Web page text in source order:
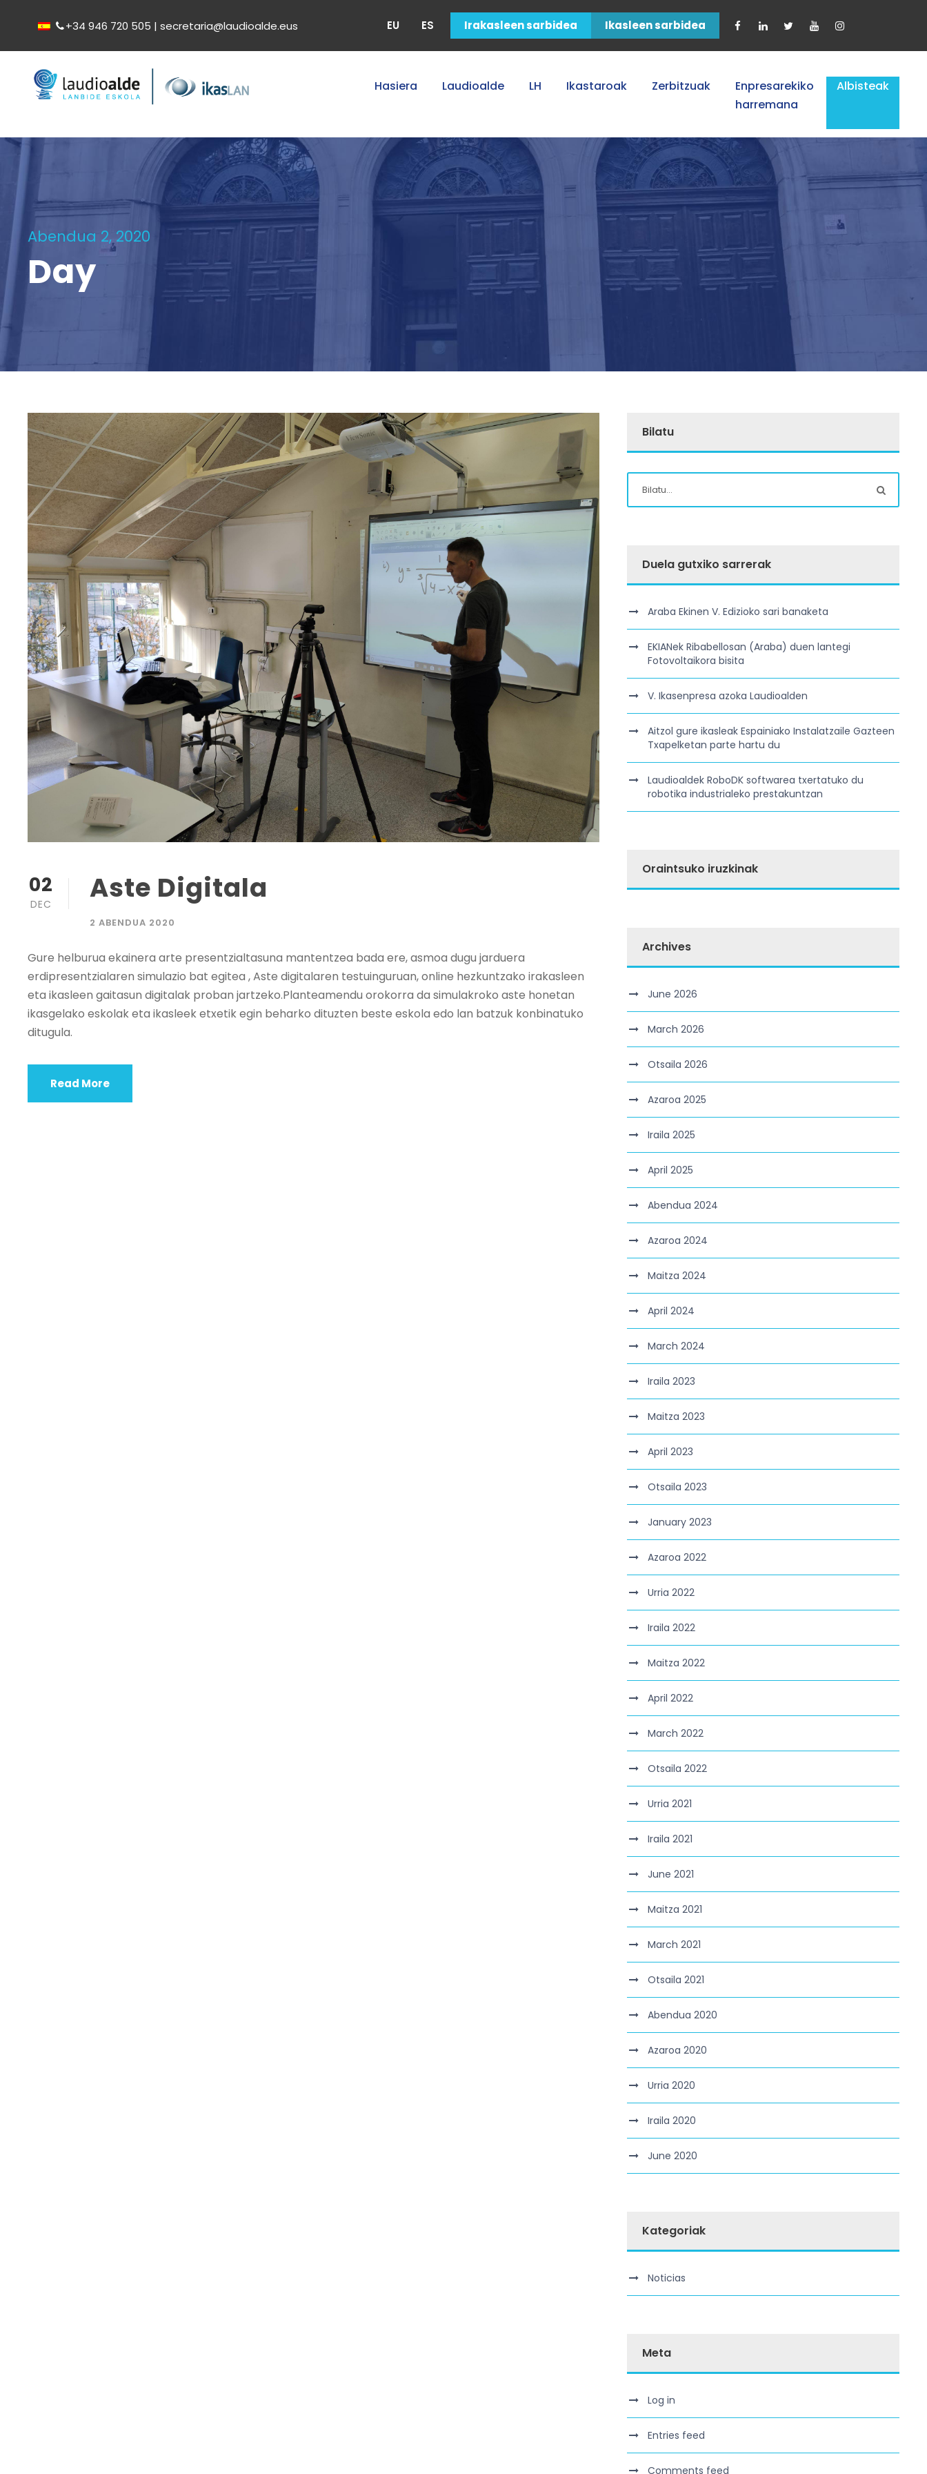
+34 946 720 505 | secretaria@laudioalde.eus EU ES Irakasleen sarbidea Ikasleen sarbidea
Hasiera Laudioalde LH Ikastaroak Zerbitzuak
Enpresarekiko
harremana
Albisteak
Abendua 2, 2020
Day
02
DEC Aste Digitala
2 ABENDUA 2020
Gure helburua ekainera arte presentzialtasuna mantentzea bada ere, asmoa dugu jarduera
erdipresentzialaren simulazio bat egitea , Aste digitalaren testuinguruan, online hezkuntzako irakasleen
eta ikasleen gaitasun digitalak proban jartzeko.Planteamendu orokorra da simulakroko aste honetan
ikasgelako eskolak eta ikasleek etxetik egin beharko dituzten beste eskola edo lan batzuk konbinatuko
ditugula.
Read More
Bilatu
Duela gutxiko sarrerak
Araba Ekinen V. Edizioko sari banaketa
EKIANek Ribabellosan (Araba) duen lantegi
Fotovoltaikora bisita
V. Ikasenpresa azoka Laudioalden
Aitzol gure ikasleak Espainiako Instalatzaile Gazteen
Txapelketan parte hartu du
Laudioaldek RoboDK softwarea txertatuko du
robotika industrialeko prestakuntzan
Oraintsuko iruzkinak
Archives
June 2026
March 2026
Otsaila 2026
Azaroa 2025
Iraila 2025
April 2025
Abendua 2024
Azaroa 2024
Maitza 2024
April 2024
March 2024
Iraila 2023
Maitza 2023
April 2023
Otsaila 2023
January 2023
Azaroa 2022
Urria 2022
Iraila 2022
Maitza 2022
April 2022
March 2022
Otsaila 2022
Urria 2021
Iraila 2021
June 2021
Maitza 2021
March 2021
Otsaila 2021
Abendua 2020
Azaroa 2020
Urria 2020
Iraila 2020
June 2020
Kategoriak
Noticias
Meta
Log in
Entries feed
Comments feed